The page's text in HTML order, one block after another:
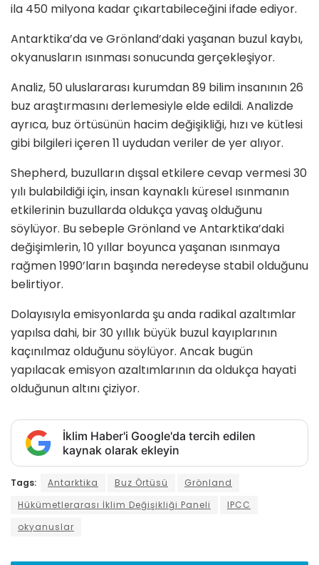
ila 450 milyona kadar çıkartabileceğini ifade ediyor.
Antarktika’da ve Grönland’daki yaşanan buzul kaybı,
okyanusların ısınması sonucunda gerçekleşiyor.
Analiz, 50 uluslararası kurumdan 89 bilim insanının 26
buz araştırmasını derlemesiyle elde edildi. Analizde
ayrıca, buz örtüsünün hacim değişikliği, hızı ve kütlesi
gibi bilgileri içeren 11 uydudan veriler de yer alıyor.
Shepherd, buzulların dışsal etkilere cevap vermesi 30
yılı bulabildiği için, insan kaynaklı küresel ısınmanın
etkilerinin buzullarda oldukça yavaş olduğunu
söylüyor. Bu sebeple Grönland ve Antarktika’daki
değişimlerin, 10 yıllar boyunca yaşanan ısınmaya
rağmen 1990’ların başında neredeyse stabil olduğunu
belirtiyor.
Dolayısıyla emisyonlarda şu anda radikal azaltımlar
yapılsa dahi, bir 30 yıllık büyük buzul kayıplarının
kaçınılmaz olduğunu söylüyor. Ancak bugün
yapılacak emisyon azaltımlarının da oldukça hayati
olduğunun altını çiziyor.
İklim Haber'i Google'da tercih edilen
kaynak olarak ekleyin
Tags: Antarktika Buz Örtüsü
Grönland
Hükümetlerarası İklim Değişikliği Paneli
IPCC
okyanuslar